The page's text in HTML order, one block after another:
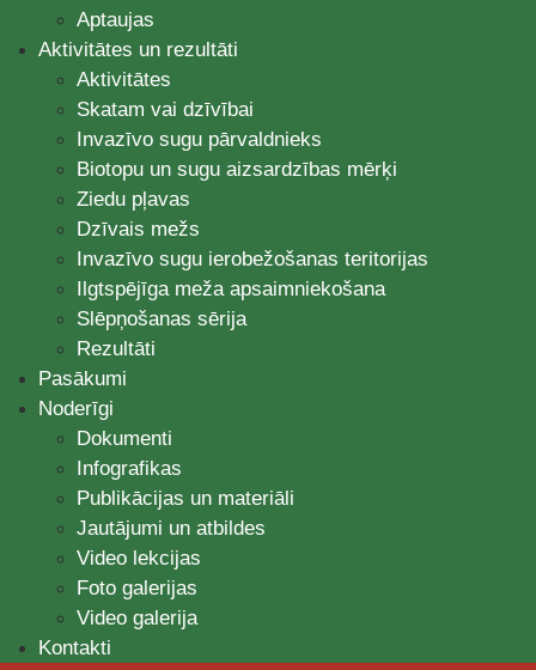
Aptaujas
Aktivitātes un rezultāti
Aktivitātes
Skatam vai dzīvībai
Invazīvo sugu pārvaldnieks
Biotopu un sugu aizsardzības mērķi
Ziedu pļavas
Dzīvais mežs
Invazīvo sugu ierobežošanas teritorijas
Ilgtspējīga meža apsaimniekošana
Slēpņošanas sērija
Rezultāti
Pasākumi
Noderīgi
Dokumenti
Infografikas
Publikācijas un materiāli
Jautājumi un atbildes
Video lekcijas
Foto galerijas
Video galerija
Kontakti